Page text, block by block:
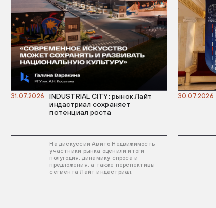
31.07.2026
INDUSTRIAL CITY: рынок Лайт
индастриал сохраняет
потенциал роста
На дискуссии Авито Недвижимость
участники рынка оценили итоги
полугодия, динамику спроса и
предложения, а также перспективы
сегмента Лайт индастриал.
30.07.2026